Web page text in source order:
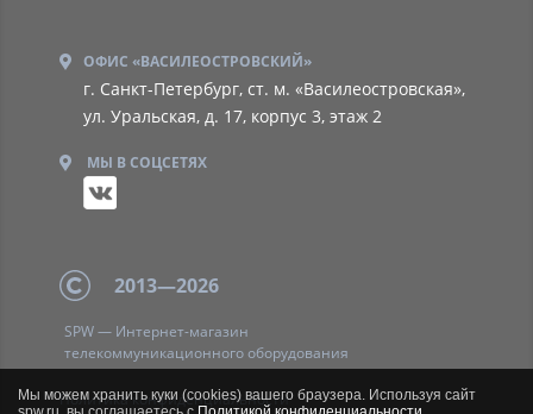
ОФИС «ВАСИЛЕОСТРОВСКИЙ»
г. Санкт-Петербург, ст. м. «Василеостровская»,
ул. Уральская, д. 17, корпус 3, этаж 2
МЫ В СОЦСЕТЯХ
2013—2026
SPW — Интернет-магазин
телекоммуникационного оборудования
Политикаконфиденциальности
Мы можем хранить куки (cookies) вашего браузера. Используя сайт